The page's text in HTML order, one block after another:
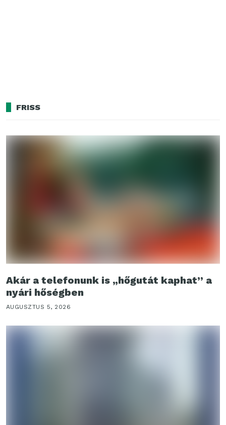
FRISS
Akár a telefonunk is „hőgutát kaphat” a
nyári hőségben
AUGUSZTUS 5, 2026